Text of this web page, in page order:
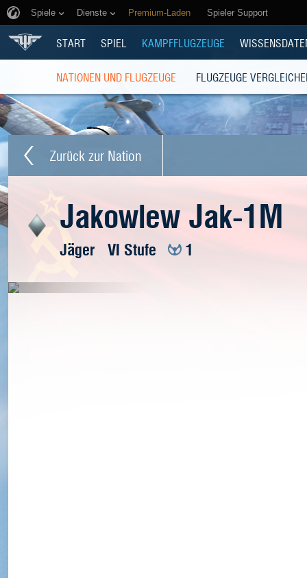
Spiele Dienste Premium-Laden Spieler Support
START SPIEL KAMPFFLUGZEUGE
NATIONEN UND FLUGZEUGE FLUGZEUGE
Zurück zur Nation
Jakowlew Jak-1M
Jäger VI Stufe 1